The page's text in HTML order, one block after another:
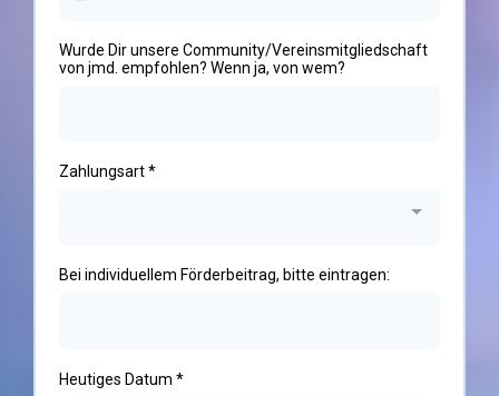
Wurde Dir unsere Community/Vereinsmitgliedschaft
von jmd. empfohlen? Wenn ja, von wem?
Zahlungsart*
Bei individuellem Förderbeitrag, bitte eintragen:
Heutiges Datum *